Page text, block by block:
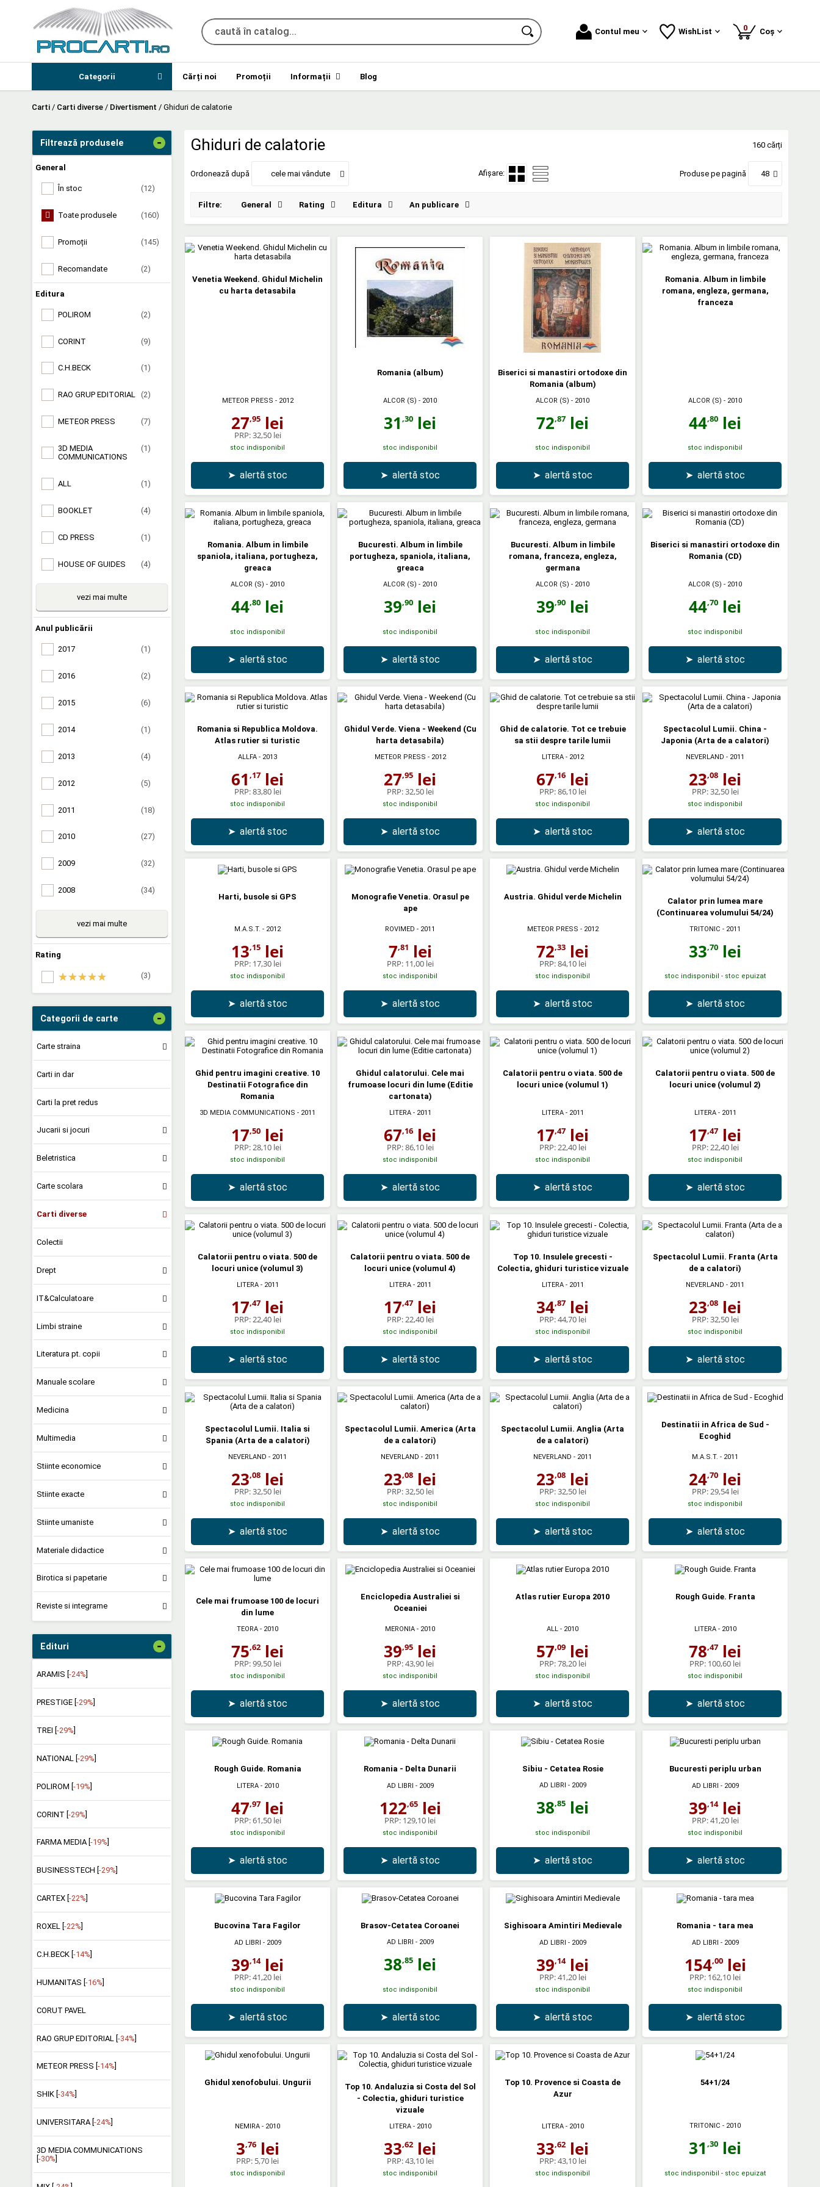
Contul meu WishList 0produse
Coș
Categorii Cărți noi Promoții Informații Blog
Carti / Carti diverse / Divertisment / Ghiduri de calatorie
Filtrează produsele -
General
În stoc (12)
Toate produsele (160)
Promoții (145)
Recomandate (2)
Editura
POLIROM (2)
CORINT (9)
C.H.BECK (1)
RAO GRUP EDITORIAL (2)
METEOR PRESS (7)
3D MEDIA
COMMUNICATIONS
(1)
ALL (1)
BOOKLET (4)
CD PRESS (1)
HOUSE OF GUIDES (4)
vezi mai multe
Anul publicării
2017 (1)
2016 (2)
2015 (6)
2014 (1)
2013 (4)
2012 (5)
2011 (18)
2010 (27)
2009 (32)
2008 (34)
vezi mai multe
Rating
(3)
Categorii de carte -
Carte straina
Carti in dar
Carti la pret redus
Jucarii si jocuri
Beletristica
Carte scolara
Carti diverse
Colectii
Drept
IT&Calculatoare
Limbi straine
Literatura pt. copii
Manuale scolare
Medicina
Multimedia
Stiinte economice
Stiinte exacte
Stiinte umaniste
Materiale didactice
Birotica si papetarie
Reviste si integrame
Edituri -
ARAMIS [ -24%
PRESTIGE [ -29%
TREI [ -29%
NATIONAL [ -29%
POLIROM [-19%]
CORINT [-29%]
FARMA MEDIA [ -19%
BUSINESSTECH [ -29%
CARTEX [ -22%
ROXEL [ -22%
C.H.BECK [ -14%
HUMANITAS [ -16%
CORUT PAVEL
RAO GRUP EDITORIAL [-34%]
METEOR PRESS [ -14%
SHIK [ -34%
UNIVERSITARA [ -24%
3D MEDIA COMMUNICATIONS
-30%
Ghiduri de calatorie 160 cărți
Ordonează după cele mai vândute Afișare: Produse pe pagină 48
Filtre: General Rating Editura An publicare
Venetia Weekend. Ghidul Michelin
cu harta detasabila
METEOR PRESS - 2012
27,95 lei
PRP:32,50 lei
stoc indisponibil
➤ alertă stoc
Romania (album)
ALCOR (S) - 2010
31 ,30 lei
stoc indisponibil
➤ alertă stoc
Biserici si manastiri ortodoxe din
Romania (album)
ALCOR (S) - 2010
72,87 lei
stoc indisponibil
➤ alertă stoc
Romania. Album in limbile
romana, engleza, germana,
franceza
ALCOR (S) - 2010
44,80 lei
stoc indisponibil
➤ alertă stoc
Romania. Album in limbile
spaniola, italiana, portugheza,
greaca
ALCOR (S) - 2010
44,80 lei
stoc indisponibil
➤ alertă stoc
Bucuresti. Album in limbile
portugheza, spaniola, italiana,
greaca
ALCOR (S) - 2010
39,90 lei
stoc indisponibil
➤ alertă stoc
Bucuresti. Album in limbile
romana, franceza, engleza,
germana
ALCOR (S) - 2010
39,90 lei
stoc indisponibil
➤ alertă stoc
Biserici si manastiri ortodoxe din
Romania (CD)
ALCOR (S) - 2010
44,70 lei
stoc indisponibil
➤ alertă stoc
Romania si Republica Moldova.
Atlas rutier si turistic
ALLFA - 2013
61 ,17 lei
PRP:83,80 lei
stoc indisponibil
➤ alertă stoc
Ghidul Verde. Viena - Weekend (Cu
harta detasabila)
METEOR PRESS - 2012
27,95 lei
PRP:32,50 lei
stoc indisponibil
➤ alertă stoc
Ghid de calatorie. Tot ce trebuie
sa stii despre tarile lumii
LITERA- 2012
67,16 lei
PRP:86,10 lei
stoc indisponibil
➤ alertă stoc
Spectacolul Lumii. China -
Japonia (Arta de a calatori)
NEVERLAND - 2011
23,08 lei
PRP:32,50 lei
stoc indisponibil
➤ alertă stoc
Harti, busole si GPS
M.A.S.T. - 2012
13,15 lei
PRP: 17,30 lei
stoc indisponibil
➤ alertă stoc
Monografie Venetia. Orasul pe
ape
ROVIMED - 2011
7,81 lei
PRP: 11,00 lei
stoc indisponibil
➤ alertă stoc
Austria. Ghidul verde Michelin
METEOR PRESS - 2012
72,33 lei
PRP:84,10 lei
stoc indisponibil
➤ alertă stoc
Calator prin lumea mare
(Continuarea volumului 54/24)
TRITONIC - 2011
33,70 lei
stoc indisponibil - stoc epuizat
➤ alertă stoc
Ghid pentru imagini creative. 10
Destinatii Fotografice din
Romania
3D MEDIA COMMUNICATIONS - 2011
17,50 lei
PRP:28,10 lei
stoc indisponibil
➤ alertă stoc
Ghidul calatorului. Cele mai
frumoase locuri din lume (Editie
cartonata)
LITERA- 2011
67,16 lei
PRP:86,10 lei
stoc indisponibil
➤ alertă stoc
Calatorii pentru o viata. 500 de
locuri unice (volumul 1)
LITERA- 2011
17,47 lei
PRP:22,40 lei
stoc indisponibil
➤ alertă stoc
Calatorii pentru o viata. 500 de
locuri unice (volumul 2)
LITERA- 2011
17,47 lei
PRP:22,40 lei
stoc indisponibil
➤ alertă stoc
Calatorii pentru o viata. 500 de
locuri unice (volumul 3)
LITERA- 2011
17,47 lei
PRP:22,40 lei
stoc indisponibil
➤ alertă stoc
Calatorii pentru o viata. 500 de
locuri unice (volumul 4)
LITERA- 2011
17,47 lei
PRP:22,40 lei
stoc indisponibil
➤ alertă stoc
Top 10. Insulele grecesti -
Colectia, ghiduri turistice vizuale
LITERA- 2011
34,87 lei
PRP:44,70 lei
stoc indisponibil
➤ alertă stoc
Spectacolul Lumii. Franta (Arta
de a calatori)
NEVERLAND - 2011
23,08 lei
PRP:32,50 lei
stoc indisponibil
➤ alertă stoc
Spectacolul Lumii. Italia si
Spania (Arta de a calatori)
NEVERLAND - 2011
23,08 lei
PRP:32,50 lei
stoc indisponibil
➤ alertă stoc
Spectacolul Lumii. America (Arta
de a calatori)
NEVERLAND - 2011
23,08 lei
PRP:32,50 lei
stoc indisponibil
➤ alertă stoc
Spectacolul Lumii. Anglia (Arta
de a calatori)
NEVERLAND - 2011
23,08 lei
PRP:32,50 lei
stoc indisponibil
➤ alertă stoc
Destinatii in Africa de Sud -
Ecoghid
M.A.S.T. - 2011
24,70 lei
PRP:29,54 lei
stoc indisponibil
➤ alertă stoc
Cele mai frumoase 100 de locuri
din lume
TEORA - 2010
75,62 lei
PRP:99,50 lei
stoc indisponibil
➤ alertă stoc
Enciclopedia Australiei si
Oceaniei
MERONIA - 2010
39,95 lei
PRP:43,90 lei
stoc indisponibil
➤ alertă stoc
Atlas rutier Europa 2010
ALL - 2010
57,09 lei
PRP:78,20 lei
stoc indisponibil
➤ alertă stoc
Rough Guide. Franta
LITERA- 2010
78,47 lei
PRP: 100,60 lei
stoc indisponibil
➤ alertă stoc
Rough Guide. Romania
LITERA- 2010
47,97 lei
PRP:61,50 lei
stoc indisponibil
➤ alertă stoc
Romania - Delta Dunarii
AD LIBRI - 2009
122,65lei
PRP: 129,10 lei
stoc indisponibil
➤ alertă stoc
Sibiu - Cetatea Rosie
AD LIBRI - 2009
38,85 lei
stoc indisponibil
➤ alertă stoc
Bucuresti periplu urban
AD LIBRI - 2009
39,14lei
PRP:41,20 lei
stoc indisponibil
➤ alertă stoc
Bucovina Tara Fagilor
AD LIBRI - 2009
39,14lei
PRP:41,20 lei
stoc indisponibil
➤ alertă stoc
Brasov-Cetatea Coroanei
AD LIBRI - 2009
38,85 lei
stoc indisponibil
➤ alertă stoc
Sighisoara Amintiri Medievale
AD LIBRI - 2009
39,14lei
PRP:41,20 lei
stoc indisponibil
➤ alertă stoc
Romania - tara mea
AD LIBRI - 2009
154,00lei
PRP: 162,10 lei
stoc indisponibil
➤ alertă stoc
Ghidul xenofobului. Ungurii
NEMIRA - 2010
3,76lei
PRP: 5,70 lei
stoc indisponibil
Top 10. Andaluzia si Costa del Sol
- Colectia, ghiduri turistice
vizuale
LITERA- 2010
33,62 lei
PRP:43,10 lei
stoc indisponibil
Top 10. Provence si Coasta de
Azur
LITERA- 2010
33,62 lei
PRP:43,10 lei
stoc indisponibil
54+1/24
TRITONIC - 2010
31 ,30 lei
stoc indisponibil - stoc epuizat